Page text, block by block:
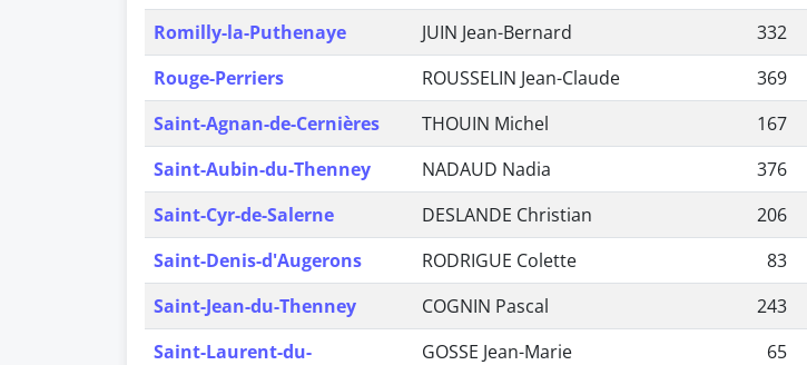
Romilly-la-Puthenaye
JUIN Jean-Bernard 332
Rouge-Perriers
ROUSSELIN Jean-Claude 369
Saint-Agnan-de-Cernières
THOUIN Michel 167
Saint-Aubin-du-Thenney
NADAUD Nadia 376
Saint-Cyr-de-Salerne
DESLANDE Christian 206
Saint-Denis-d'Augerons
RODRIGUE Colette 83
Saint-Jean-du-Thenney
COGNIN Pascal 243
Saint-Laurent-du-
GOSSE Jean-Marie 65